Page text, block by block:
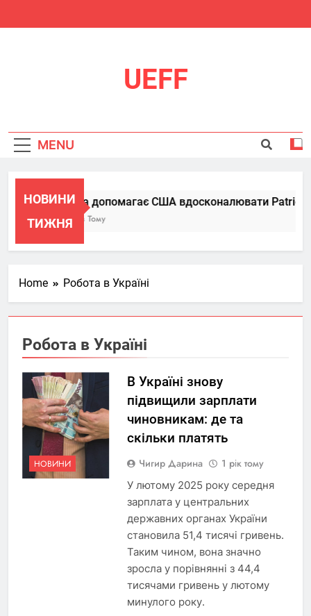
UEFF
MENU
НОВИНИ
ТИЖНЯ
Україна допомагає США вдосконалювати Patriot,
6 Місяців Тому
Home Робота в Україні
Робота в Україні
НОВИНИ
В Україні знову
підвищили зарплати
чиновникам: де та
скільки платять
Чигир Дарина 1 рік тому
У лютому 2025 року середня
зарплата у центральних
державних органах України
становила 51,4 тисячі гривень.
Таким чином, вона значно
зросла у порівнянні з 44,4
тисячами гривень у лютому
минулого року.